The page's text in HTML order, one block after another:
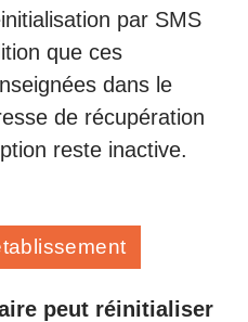
par SMS
que ces
dans le
de récupération
reste inactive.
peut réinitialiser